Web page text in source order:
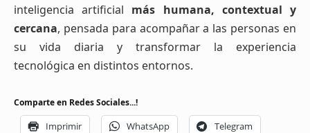
inteligencia artificial más humana, contextual y
cercana, pensada para acompañar a las personas en
su vida diaria y transformar la experiencia
tecnológica en distintos entornos.
Comparte en Redes Sociales...!
Imprimir WhatsApp Telegram